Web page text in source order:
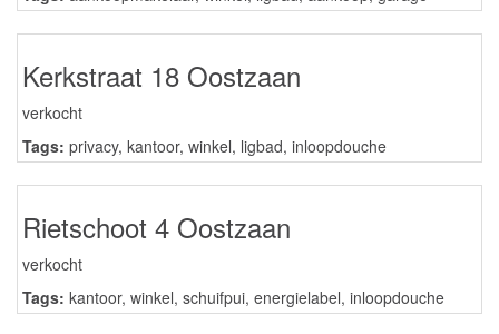
Kerkstraat 18 Oostzaan
verkocht
Tags: privacy, kantoor, winkel, ligbad, inloopdouche
Rietschoot 4 Oostzaan
verkocht
Tags: kantoor, winkel, schuifpui, energielabel, inloopdouche